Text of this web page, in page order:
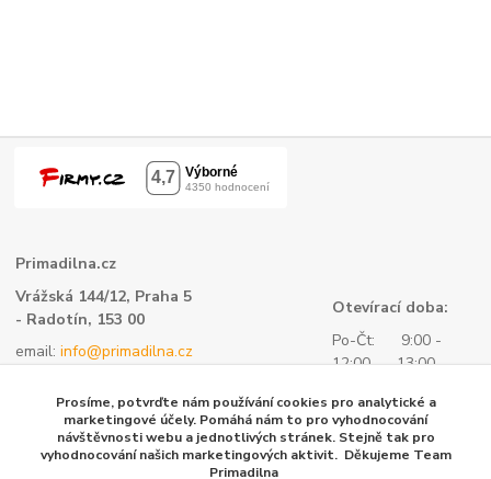
Primadilna.cz
Vrážská 144/12, Praha 5
- Radotín, 153 00
email:info@primadilna.cz
- všeobecné informace
kontaktní formulář
+420 604 153 144 -
Otevírací doba:
Po-Čt: 9:00 -
12:00 13:00 -
Pá: 9:00 -
14:00
Prosíme, potvrďte nám používání cookies pro analytické a
marketingové účely. Pomáhá nám to pro vyhodnocování
návštěvnosti webu a jednotlivých stránek. Stejně tak pro
vyhodnocování našich marketingových aktivit. Děkujeme Team
Primadilna